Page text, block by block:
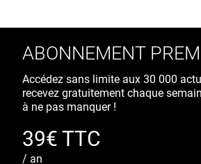
ABONNEMENT
Accédez sans limite aux 30 000
recevez gratuitement chaque
à ne pas manquer !
39€ TTC
/ an